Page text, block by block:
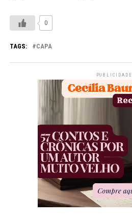
0
TAGS: CAPA
PUBLICIDADE